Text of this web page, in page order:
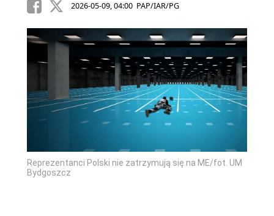
2026-05-09, 04:00 PAP/IAR/PG
Reprezentanci Polski nie zatrzymują się na ME/fot. UM
Bydgoszcz